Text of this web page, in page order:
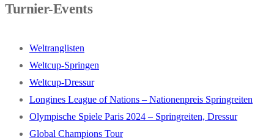
Turnier-Events
Weltranglisten
Weltcup-Springen
Weltcup-Dressur
Longines League of Nations – Nationenpreis Springreiten
Olympische Spiele Paris 2024 – Springreiten, Dressur
Global Champions Tour